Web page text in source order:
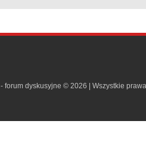
forum dyskusyjne © 2026 | Wszystkie